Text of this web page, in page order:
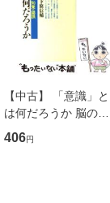
【中古】 「意識」と
は何だろうか 脳の来
歴、知覚の錯誤 （講
談社現代新書） / 下条
406円